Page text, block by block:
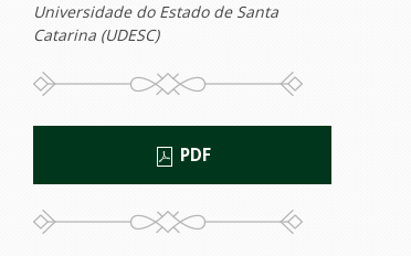
Universidade do Estado de Santa
Catarina (UDESC)
PDF